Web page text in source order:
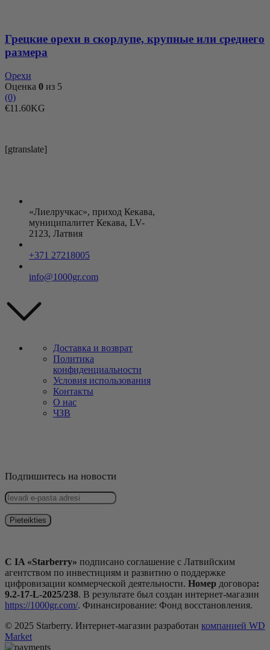
Грецкие орехи в скорлупе, крупные или среднего
размера
Орехи
Оценка 0 из 5
(0)
€11.60KG
[gtranslate]
«Лиелручкас», приход Кекава,
муниципалитет Кекава, LV-
2123, Латвия
+371 27218005
info@1000gr.com
Доставка и возврат
Политика
конфиденциальности
Условия использования
Контакты
О нас
ЧЗВ
Подпишитесь на новости
С IA «Starberry» подписано соглашение с Латвийским
агентством по инвестициям и развитию о поддержке
цифровизации коммерческой деятельности. Номер договора:
9.2-17-L-2025/238. В результате был создан интернет-магазин
https://1000gr.com/. Финансирование: Фонд восстановления.
© 2025 Starberry. Интернет-магазин разработан компанией WD
Market